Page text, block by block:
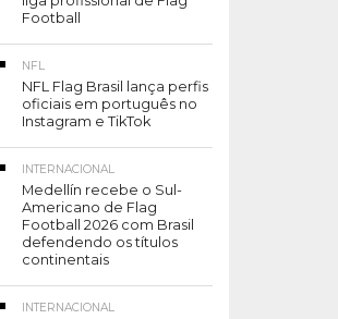
Football
NFL
NFL Flag Brasil lança perfis
oficiais em português no
Instagram e TikTok
INTERNACIONAL
Medellín recebe o Sul-
Americano de Flag
Football 2026 com Brasil
defendendo os títulos
continentais
INTERNACIONAL